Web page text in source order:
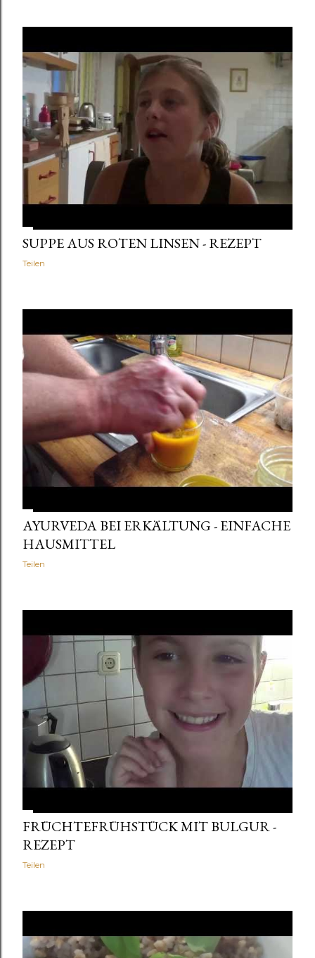
SUPPE AUS ROTEN LINSEN - REZEPT
Teilen
AYURVEDA BEI ERKÄLTUNG - EINFACHE
HAUSMITTEL
Teilen
FRÜCHTEFRÜHSTÜCK MIT BULGUR -
REZEPT
Teilen